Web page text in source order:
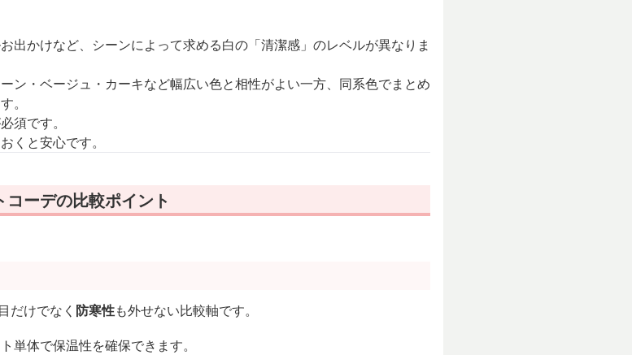
出かけなど、シーンによって求める白の「清潔感」のレベルが異なりま
ン・ベージュ・カーキなど幅広い色と相性がよい一方、同系色でまとめ
。
須です。
くと安心です。
ーデの比較ポイント
だけでなく 防寒性も外せない比較軸です。
単体で保温性を確保できます。